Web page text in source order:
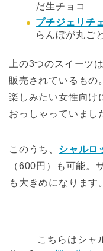
だ生チョコ
プチジェリチ
らんぼが丸ご
上の3つのスイーツ
販売されているもの
楽しみたい女性向け
おっしゃっていまし
このうち、 シャルロ
（600円）も可能。
も大きめになります。
こちらはシャ